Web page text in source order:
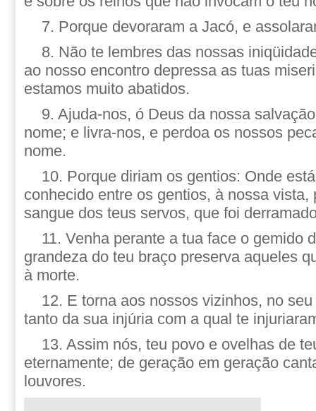
7. Porque devoraram a Jacó, e
8. Não te lembres das nossas
ao nosso encontro depressa as tuas
estamos muito abatidos.
9. Ajuda-nos, ó Deus da nossa
nome; e livra-nos, e perdoa os nossos
nome.
10. Porque diriam os gentios: Onde
conhecido entre os gentios, à nossa vista,
sangue dos teus servos, que foi
11. Venha perante a tua face o gemido
grandeza do teu braço preserva aqueles
à morte.
12. E torna aos nossos vizinhos, no
tanto da sua injúria com a qual te
13. Assim nós, teu povo e ovelhas de
eternamente; de geração em geração
louvores.